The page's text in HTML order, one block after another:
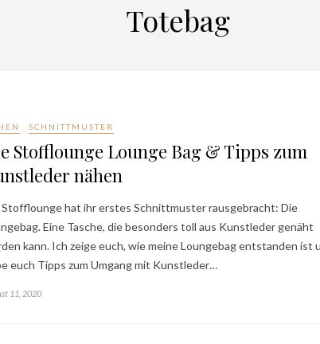
Totebag
SCHNITTMUSTER
Stofflounge Lounge Bag & Tipps zum
nähen
Stofflounge hat ihr erstes Schnittmuster rausgebracht: Die
Eine Tasche, die besonders toll aus Kunstleder genäht
kann. Ich zeige euch, wie meine Loungebag entstanden ist
euch Tipps zum Umgang mit Kunstleder…
11, 2020